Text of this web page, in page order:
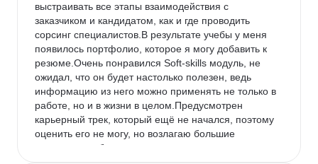
выстраивать все этапы взаимодействия с
заказчиком и кандидатом, как и где проводить
сорсинг специалистов.В результате учебы у меня
появилось портфолио, которое я могу добавить к
резюме.Очень понравился Soft-skills модуль, не
ожидал, что он будет настолько полезен, ведь
информацию из него можно применять не только в
работе, но и в жизни в целом.Предусмотрен
карьерный трек, который ещё не начался, поэтому
оценить его не могу, но возлагаю большие
надежды, особенно на этап акселерации, во время